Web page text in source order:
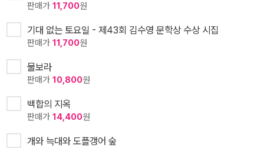
판매가 11,700원
기대 없는 토요일 - 제43회 김수영 문학상 수상 시집
판매가 11,700원
물보라
판매가 10,800원
백합의 지옥
판매가 14,400원
개와 늑대와 도플갱어 숲